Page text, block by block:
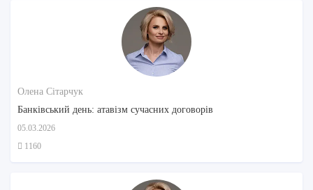
Олена Сітарчук
Банківський день: атавізм сучасних договорів
05.03.2026
1160